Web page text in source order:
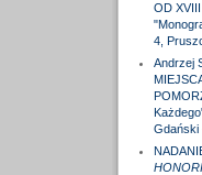
OD
4,
Andrzej
Gdański